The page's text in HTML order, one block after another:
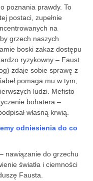
poznania prawdy. To
postaci, zupełnie
na
grzech naszych
boski zakaz dostępu
ryzykowny – Faust
zdaje sobie sprawę z
pomaga mu w tym,
ludzi. Mefisto
bohatera –
własną krwią.
odniesienia do co
– nawiązanie do grzechu
światła i ciemności
­Fausta.